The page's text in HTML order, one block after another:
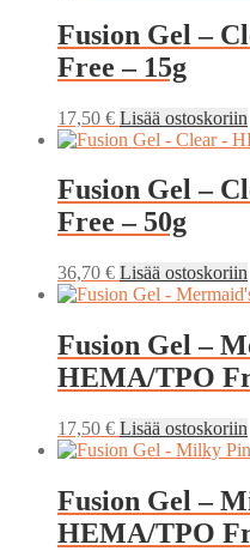
Fusion Gel –
Free – 15g
17,50 € Lisää ostoskoriin
Fusion Gel –
Free – 50g
36,70 € Lisää ostoskoriin
Fusion Gel –
HEMA/TPO
17,50 € Lisää ostoskoriin
Fusion Gel –
HEMA/TPO